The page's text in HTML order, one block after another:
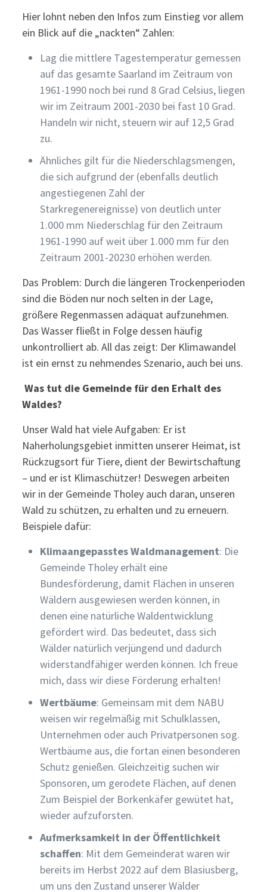
Hier lohnt neben den Infos zum Einstieg vor allem
ein Blick auf die „nackten“ Zahlen:
Lag die mittlere Tagestemperatur gemessen
auf das gesamte Saarland im Zeitraum von
1961-1990 noch bei rund 8 Grad Celsius, liegen
wir im Zeitraum 2001-2030 bei fast 10 Grad.
Handeln wir nicht, steuern wir auf 12,5 Grad
zu.
Ähnliches gilt für die Niederschlagsmengen,
die sich aufgrund der (ebenfalls deutlich
angestiegenen Zahl der
Starkregenereignisse) von deutlich unter
1.000 mm Niederschlag für den Zeitraum
1961-1990 auf weit über 1.000 mm für den
Zeitraum 2001-20230 erhöhen werden.
Das Problem: Durch die längeren Trockenperioden
sind die Böden nur noch selten in der Lage,
größere Regenmassen adäquat aufzunehmen.
Das Wasser fließt in Folge dessen häufig
unkontrolliert ab. All das zeigt: Der Klimawandel
ist ein ernst zu nehmendes Szenario, auch bei uns.
Was tut die Gemeinde für den Erhalt des
Waldes?
Unser Wald hat viele Aufgaben: Er ist
Naherholungsgebiet inmitten unserer Heimat, ist
Rückzugsort für Tiere, dient der Bewirtschaftung
– und er ist Klimaschützer! Deswegen arbeiten
wir in der Gemeinde Tholey auch daran, unseren
Wald zu schützen, zu erhalten und zu erneuern.
Beispiele dafür:
Klimaangepasstes Waldmanagement: Die
Gemeinde Tholey erhält eine
Bundesförderung, damit Flächen in unseren
Wäldern ausgewiesen werden können, in
denen eine natürliche Waldentwicklung
gefördert wird. Das bedeutet, dass sich
Wälder natürlich verjüngend und dadurch
widerstandfähiger werden können. Ich freue
mich, dass wir diese Förderung erhalten!
Wertbäume: Gemeinsam mit dem NABU
weisen wir regelmäßig mit Schulklassen,
Unternehmen oder auch Privatpersonen sog.
Wertbäume aus, die fortan einen besonderen
Schutz genießen. Gleichzeitig suchen wir
Sponsoren, um gerodete Flächen, auf denen
Zum Beispiel der Borkenkäfer gewütet hat,
wieder aufzuforsten.
Aufmerksamkeit in der Öffentlichkeit
schaffen: Mit dem Gemeinderat waren wir
bereits im Herbst 2022 auf dem Blasiusberg,
um uns den Zustand unserer Wälder